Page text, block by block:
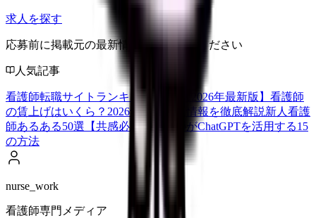
求人を探す
応募前に掲載元の最新情報を確認してください
人気記事
看護師転職サイトランキングTOP5【2026年最新版】 看護師
の賃上げはいくら？2026年度の最新情報を徹底解説新人看護
師あるある50選【共感必至】
看護師がChatGPTを活用する15
の方法
nurse_work
看護師専門メディア